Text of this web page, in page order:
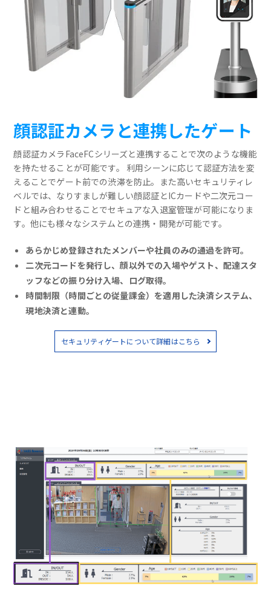
顔認証カメラと連携したゲート
顔認証カメラFaceFCシリーズと連携することで次のような機能
を持たせることが可能です。 利用シーンに応じて認証方法を変
えることでゲート前での渋滞を防止。また高いセキュリティレ
ベルでは、なりすましが難しい顔認証とICカードや二次元コー
ドと組み合わせることでセキュアな入退室管理が可能になりま
す。他にも様々なシステムとの連携・開発が可能です。
あらかじめ登録されたメンバーや社員のみの通過を許可。
二次元コードを発行し、顔以外での入場やゲスト、配達スタ
ッフなどの振り分け入場、ログ取得。
時間制限（時間ごとの従量課金）を適用した決済システム、
現地決済と連動。
セキュリティゲートについて詳細はこちら